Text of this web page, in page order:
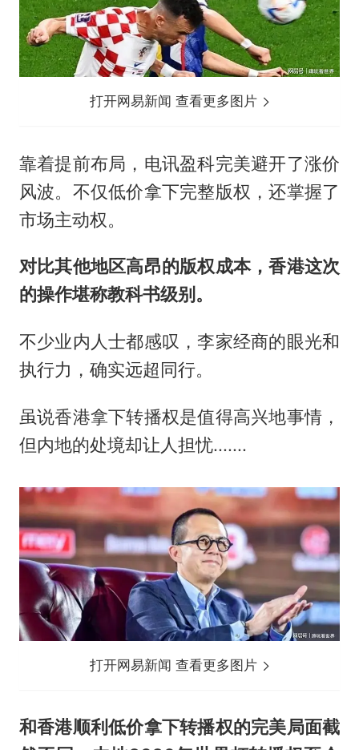
打开网易新闻 查看更多图片
靠着提前布局，电讯盈科完美避开了涨价
风波。不仅低价拿下完整版权，还掌握了
市场主动权。
对比其他地区高昂的版权成本，香港这次
的操作堪称教科书级别。
不少业内人士都感叹，李家经商的眼光和
执行力，确实远超同行。
虽说香港拿下转播权是值得高兴地事情，
但内地的处境却让人担忧.......
打开网易新闻 查看更多图片
和香港顺利低价拿下转播权的完美局面截